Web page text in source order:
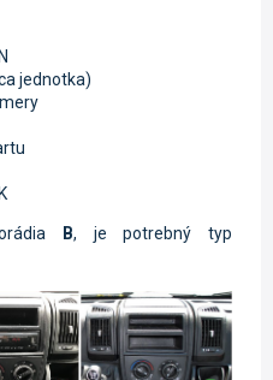
jednotka)
B, je potrebný typ